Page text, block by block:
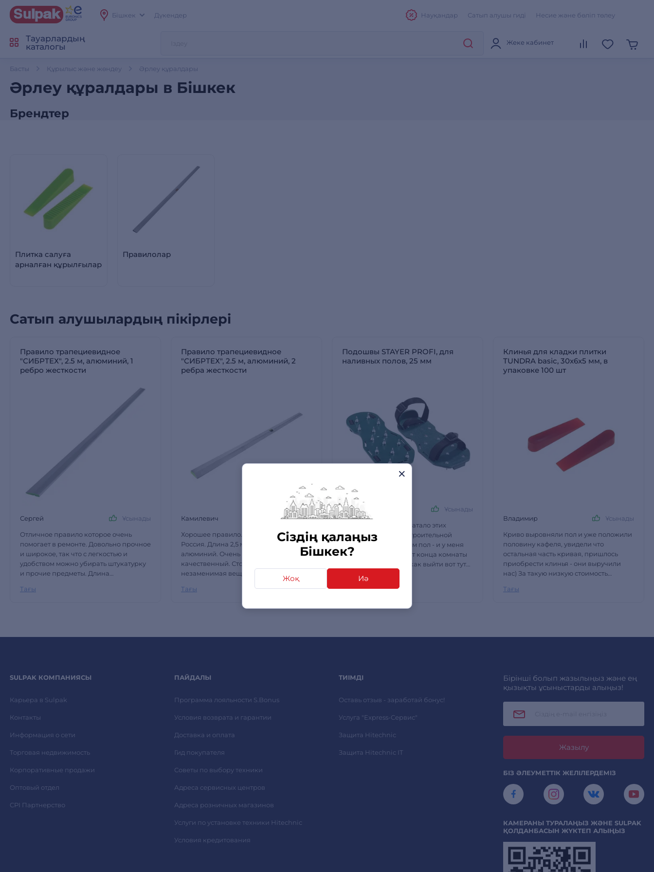
Сіздің қалаңыз
Бішкек?
Жоқ Иә
Бішкек Дүкендер Науқандар Сатып алушы гиді Несие және бөліп төлеу
Тауарлардың
каталогы
Жеке кабинет
Басты Құрылыс және жөндеу Әрлеу құралдары
Әрлеу құралдары в Бішкек
Брендтер
Плитка салуға
арналған құрылғылар
Правилолар
Сатып алушылардың пікірлері
Правило трапециевидное
"СИБРТЕХ", 2.5 м, алюминий, 1
ребро жесткости
Сергей Ұсынады
Отличное правило которое очень
помогает в ремонте. Довольно прочное
и широкое, так что с легкостью и
удобством можно убирать штукатурку
и прочие предметы. Длина
также устойчиво к коррозии.
Тағы
Правило трапециевидное
"СИБРТЕХ", 2.5 м, алюминий, 2
ребра жесткости
Камилевич Ұсынады
Хорошее правило. Производство
Россия. Длина 2,5 метра, материал
алюминий. Очень прочный и
качественный. Стоит своих денег,
незаменимая вещь при ремонте.
Доступная цена, рекомендую к
покупке
Тағы
Подошвы STAYER PROFI, для
наливных полов, 25 мм
Владимир Ұсынады
Как мне сильно не хватало этих
подошв. Работаю в строительной
сфере, часто заливаем пол - и у меня
привычка заливать от конца комнаты
(от двери).. Залил - а как выйти вот тут
просил подложить палки всякие и т.д -
Тағы
Клинья для кладки плитки
TUNDRA basic, 30x6x5 мм, в
упаковке 100 шт
Владимир Ұсынады
Криво выровняли пол и уже положили
половину кафеля, увидели что
остальная часть кривая, пришлось
приобрести клинья - они выручили
нас) За такую низкую стоимость
клиньев. Рекомендую, очень доволен.
Тағы
SULPAK КОМПАНИЯСЫ
Карьера в Sulpak
Контакты
Информация о сети
Торговая недвижимость
Корпоративные продажи
Оптовый отдел
CPI Партнерство
ПАЙДАЛЫ
Программа лояльности S.Bonus
Условия возврата и гарантии
Доставка и оплата
Гид покупателя
Советы по выбору техники
Адреса сервисных центров
Адреса розничных магазинов
Услуги по установке техники Hitechnic
Условия кредитования
ТИІМДІ
Оставь отзыв - заработай бонус!
Услуга "Express-Сервис"
Защита Hitechnic
Защита Hitechnic IT
Бірінші болып жазылыңыз және ең
қызықты ұсыныстарды алыңыз!
Жазылу
БІЗ ӘЛЕУМЕТТІК ЖЕЛІЛЕРДЕМІЗ
КАМЕРАНЫ ТУРАЛАҢЫЗ ЖӘНЕ SULPAK
ҚОЛДАНБАСЫН ЖҮКТЕП АЛЫҢЫЗ